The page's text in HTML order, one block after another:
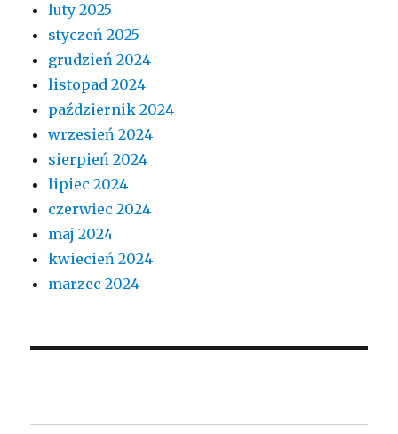
luty 2025
styczeń 2025
grudzień 2024
listopad 2024
październik 2024
wrzesień 2024
sierpień 2024
lipiec 2024
czerwiec 2024
maj 2024
kwiecień 2024
marzec 2024